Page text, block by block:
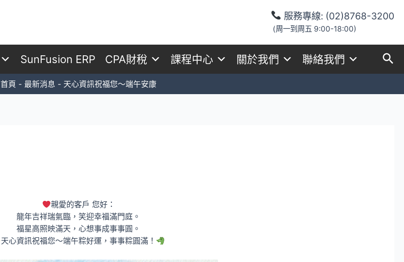
服務專線: (02)8768-3200
(周一到周五 9:00-18:00)
SunFusion ERP CPA財稅 課程中心 關於我們 聯絡我們
首頁 最新消息 天心資訊祝福您～端午安康
親愛的客戶 您好：
龍年吉祥瑞氣臨，笑迎幸福滿門庭。
福星高照映滿天，心想事成事事圓。
天心資訊祝福您～端午粽好運，事事粽圓滿！